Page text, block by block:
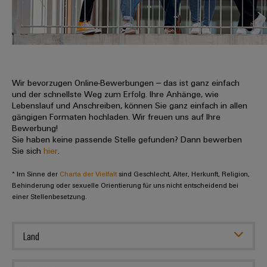
erlebbar
werden.
Datencenter
Produkte
für
Rechenzentren
–
effizient,
zuverlässig,
skalierbar
Energiespeicher
Lösungen
und
Anschlusstechnologie
DC-
u-
OS
Edge
Computing
Industrial
5G
Single
Leiterplattenklemmen
Gehäusesysteme
komponenten
Kabeleinführungssysteme
und
-
komponenten
Anschlussleitungen,
Patchkabel
Fast
Delivery
Beratung
und
digitale
Planung
easyConnect
-
Ihre
uns
Promotionfahrzeug
Distribution
Info
für
unsere
Partner
Vertrieb
Weidmüller
Zahlen
Unser
Vorstand
Nachhaltigkeit
Academy
People
Karriere
Stellen
für
Berufserfahrene
Für
Studierende
Werkstudententätigkeiten
Praktika
Abschlussarbeiten
Wir bevorzugen Online-Bewerbungen – das ist ganz einfach
und der schnellste Weg zum Erfolg. Ihre Anhänge, wie
Lebenslauf und Anschreiben, können Sie ganz einfach in allen
gängigen Formaten hochladen. Wir freuen uns auf Ihre
Bewerbung!
Sie haben keine passende Stelle gefunden? Dann bewerben
Sie sichhier
* Im Sinne der Charta der Vielfalt sind Geschlecht, Alter, Herkunft, Religion,
Behinderung oder sexuelle Orientierung für uns nicht entscheidend bei
einer Stellenbesetzung.
Land